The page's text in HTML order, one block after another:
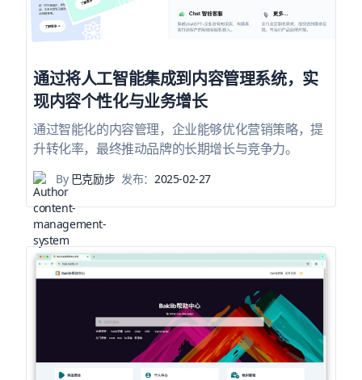
通过将人工智能集成到内容管理系统，实
现内容个性化与业务增长
通过智能化的内容管理，企业能够优化营销策略，提
升转化率，最终推动品牌的长期增长与竞争力。
By巴克励步 发布：2025-02-27